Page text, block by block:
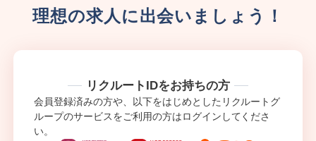
理想の求人に出会いましょう！
リクルートIDをお持ちの方
会員登録済みの方や、以下をはじめとしたリクルートグ
ループのサービスをご利用の方はログインしてくださ
い。